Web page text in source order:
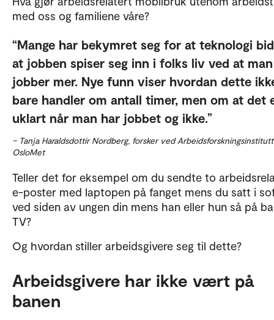
med oss og familiene våre?
Mange har bekymret seg for at teknologi
at jobben spiser seg inn i folks liv ved at man
jobber mer. Nye funn viser hvordan dette
bare handler om antall timer, men om at det
uklart når man har jobbet og ikke.
– Tanja Haraldsdottir Nordberg, forsker ved
OsloMet
Teller det for eksempel om du sendte to
e-poster med laptopen på fanget mens du satt i
ved siden av ungen din mens han eller hun så på
TV?
Og hvordan stiller arbeidsgivere seg til dette?
Arbeidsgivere har ikke vært på
banen